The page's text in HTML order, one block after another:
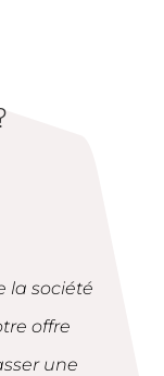
la société
offre
une